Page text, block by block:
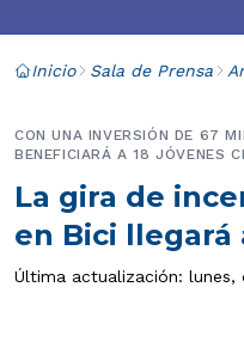
Inicio Sala de Prensa
La gira de
en Bici llegará
CON UNA INVERSIÓN DE 67
BENEFICIARÁ A 18 JÓVENES
Última actualización: lunes,